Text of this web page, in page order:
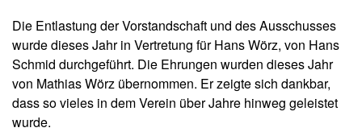
Die Entlastung der Vorstandschaft und des Ausschusses
wurde dieses Jahr in Vertretung für Hans Wörz, von Hans
Schmid durchgeführt. Die Ehrungen wurden dieses Jahr
von Mathias Wörz übernommen. Er zeigte sich dankbar,
dass so vieles in dem Verein über Jahre hinweg geleistet
wurde.